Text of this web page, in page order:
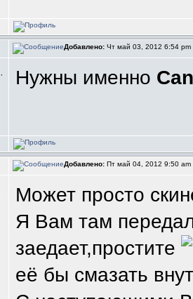
Добавлено: Чт май 03, 2012 6:54 pm
Нужны именно
Добавлено: Пт май 04, 2012 9:50 am
Может просто
Я Вам там
заедает,простите
её бы смазать